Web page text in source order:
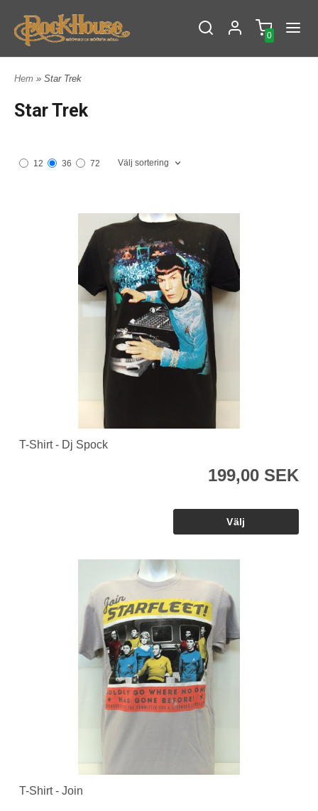
0
Hem » Star Trek
Star Trek
12 36 72 Välj sortering
T-Shirt - Dj Spock
199,00 SEK
T-Shirt - Join